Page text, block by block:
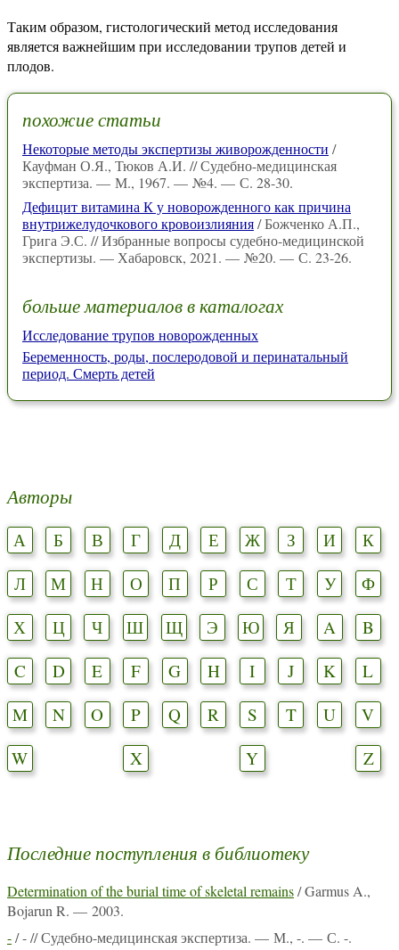
Таким образом, гистологический метод исследования
является важнейшим при исследовании трупов детей и
плодов.
похожие статьи
Некоторые методы экспертизы живорожденности /
Кауфман О.Я., Тюков А.И. // Судебно-медицинская
экспертиза. — М., 1967. — №4. — С. 28-30.
Дефицит витамина К у новорожденного как причина
внутрижелудочкового кровоизлияния/ Божченко А.П.,
Грига Э.С. // Избранные вопросы судебно-медицинской
экспертизы. — Хабаровск, 2021. — №20. — С. 23-26.
больше материалов в каталогах
Исследование трупов новорожденных
Беременность, роды, послеродовой и перинатальный
период. Смерть детей
Авторы
А Б В Г Д Е Ж З И
К
Л
М Н О П Р С Т У
Ф
Х
Ц Ч Ш Щ Э Ю Я A
B
C
D E F G H I J K
L
M
N O P Q R S T U
V
W
X Y Z
Последние поступления в библиотеку
Determination of the burial time of skeletal remains/ Garmus A.,
Bojarun R. — 2003.
-/ - // Судебно-медицинская экспертиза. — М., -. — С. -.